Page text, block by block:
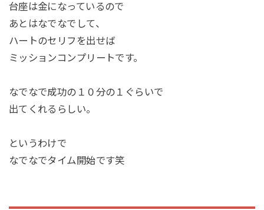
台座は金になっているので
あとはなでなでして、
ハートのセリフを出せば
ミッションコンプリートです。
なでなで成功の１０分の１ぐらいで
出てくれるらしい。
というわけで
なでなでタイム開始です笑